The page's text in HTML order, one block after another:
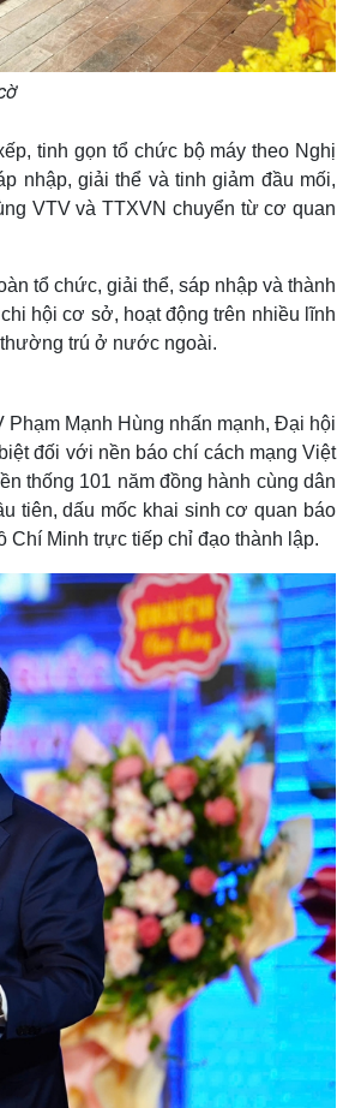
tinh gọn tổ chức bộ máy theo Nghị
nhập, giải thể và tinh giảm đầu mối,
VTV và TTXVN chuyển từ cơ quan
tổ chức, giải thể, sáp nhập và thành
hội cơ sở, hoạt động trên nhiều lĩnh
trú ở nước ngoài.
Mạnh Hùng nhấn mạnh, Đại hội
đối với nền báo chí cách mạng Việt
thống 101 năm đồng hành cùng dân
tiên, dấu mốc khai sinh cơ quan báo
Chí Minh trực tiếp chỉ đạo thành lập.